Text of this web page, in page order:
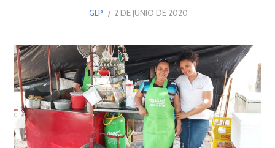
GLP
POSTED
2 DE JUNIO DE 2020
DE
2020